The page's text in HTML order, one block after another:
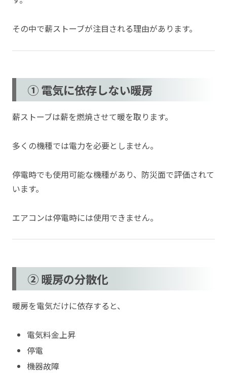
その中で薪ストーブが注目される理由があります。
① 電気に依存しない暖房
薪ストーブは薪を燃焼させて暖を取ります。
多くの機種では電力を必要としません。
停電時でも使用可能な機種があり、防災面で評価されて
います。
エアコンは停電時には使用できません。
② 暖房の分散化
暖房を電気だけに依存すると、
電気料金上昇
停電
機器故障